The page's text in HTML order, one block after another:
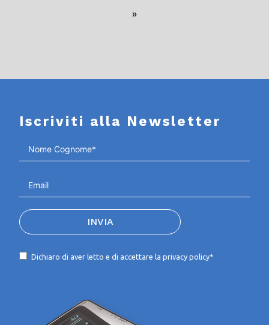
»
Iscriviti alla Newsletter
INVIA
Dichiaro di aver letto e di accettare laprivacy policy*